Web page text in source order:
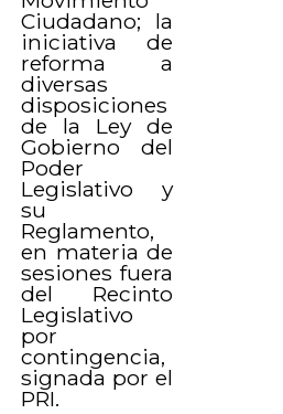
Ciudadano; la
iniciativa de
reforma a
diversas
disposiciones
de la Ley de
Gobierno del
Poder
Legislativo y
su
Reglamento,
en materia de
sesiones fuera
del Recinto
Legislativo
por
contingencia,
signada por el
PRI.